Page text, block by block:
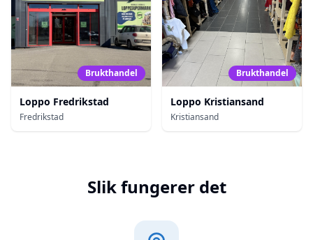
Brukthandel
Loppo Fredrikstad
Fredrikstad
Brukthandel
Loppo Kristiansand
Kristiansand
Slik fungerer det